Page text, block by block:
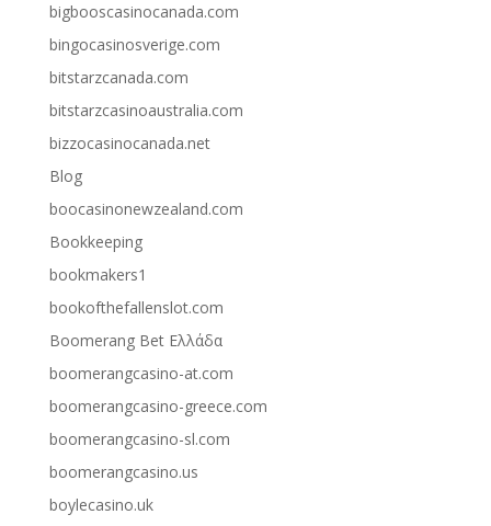
bigbooscasinocanada.com
bingocasinosverige.com
bitstarzcanada.com
bitstarzcasinoaustralia.com
bizzocasinocanada.net
Blog
boocasinonewzealand.com
Bookkeeping
bookmakers1
bookofthefallenslot.com
Boomerang Bet Ελλάδα
boomerangcasino-at.com
boomerangcasino-greece.com
boomerangcasino-sl.com
boomerangcasino.us
boylecasino.uk